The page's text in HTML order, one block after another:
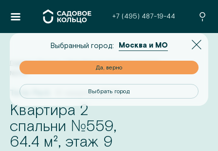
+7 (495) 487-19-44
Главная/Проекты/Terle Park/2-комнатная квартира
559
Terle Park III квартал 2026 г.
Квартира 2
спальни №559,
64.4 м², этаж 9
Выбранный город: Москва и МО
Да, верно
Выбрать город